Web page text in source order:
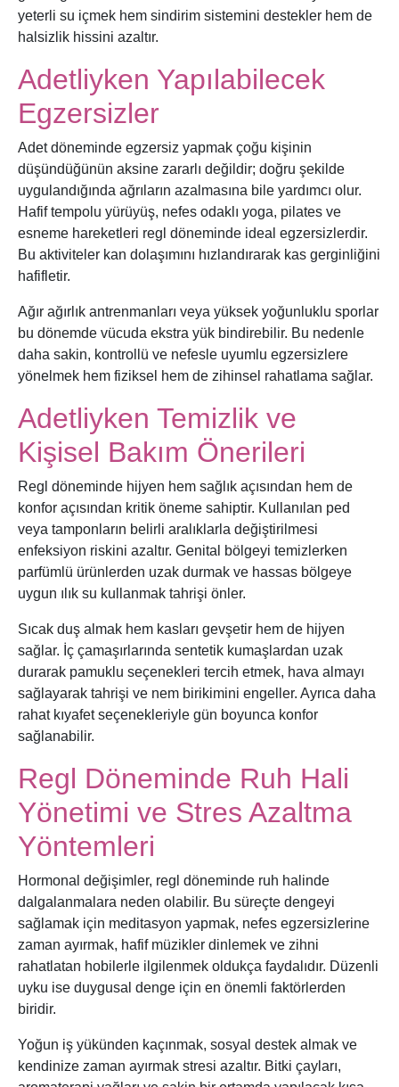
yeterli su içmek hem sindirim sistemini destekler hem de
halsizlik hissini azaltır.
Adetliyken Yapılabilecek
Egzersizler
Adet döneminde egzersiz yapmak çoğu kişinin
düşündüğünün aksine zararlı değildir; doğru şekilde
uygulandığında ağrıların azalmasına bile yardımcı olur.
Hafif tempolu yürüyüş, nefes odaklı yoga, pilates ve
esneme hareketleri regl döneminde ideal egzersizlerdir.
Bu aktiviteler kan dolaşımını hızlandırarak kas gerginliğini
hafifletir.
Ağır ağırlık antrenmanları veya yüksek yoğunluklu sporlar
bu dönemde vücuda ekstra yük bindirebilir. Bu nedenle
daha sakin, kontrollü ve nefesle uyumlu egzersizlere
yönelmek hem fiziksel hem de zihinsel rahatlama sağlar.
Adetliyken Temizlik ve
Kişisel Bakım Önerileri
Regl döneminde hijyen hem sağlık açısından hem de
konfor açısından kritik öneme sahiptir. Kullanılan ped
veya tamponların belirli aralıklarla değiştirilmesi
enfeksiyon riskini azaltır. Genital bölgeyi temizlerken
parfümlü ürünlerden uzak durmak ve hassas bölgeye
uygun ılık su kullanmak tahrişi önler.
Sıcak duş almak hem kasları gevşetir hem de hijyen
sağlar. İç çamaşırlarında sentetik kumaşlardan uzak
durarak pamuklu seçenekleri tercih etmek, hava almayı
sağlayarak tahrişi ve nem birikimini engeller. Ayrıca daha
rahat kıyafet seçenekleriyle gün boyunca konfor
sağlanabilir.
Regl Döneminde Ruh Hali
Yönetimi ve Stres Azaltma
Yöntemleri
Hormonal değişimler, regl döneminde ruh halinde
dalgalanmalara neden olabilir. Bu süreçte dengeyi
sağlamak için meditasyon yapmak, nefes egzersizlerine
zaman ayırmak, hafif müzikler dinlemek ve zihni
rahatlatan hobilerle ilgilenmek oldukça faydalıdır. Düzenli
uyku ise duygusal denge için en önemli faktörlerden
biridir.
Yoğun iş yükünden kaçınmak, sosyal destek almak ve
kendinize zaman ayırmak stresi azaltır. Bitki çayları,